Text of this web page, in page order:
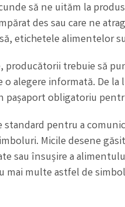
să ne uităm la
des sau care ne
etichetele alimentelor
trebuie să
alegere informată. De
pașaport obligatoriu
pentru a
Micile desene
sau însușire a
mai multe astfel de